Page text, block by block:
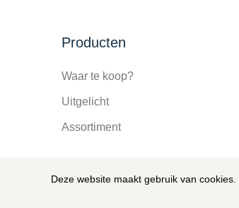
Cookie melding
Deze website maakt gebruik van cookies.
Producten
Waar te koop?
Uitgelicht
Assortiment